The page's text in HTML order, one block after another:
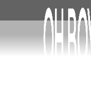
TERMOS MAIS BUSCADOS
vestido
vestido longo